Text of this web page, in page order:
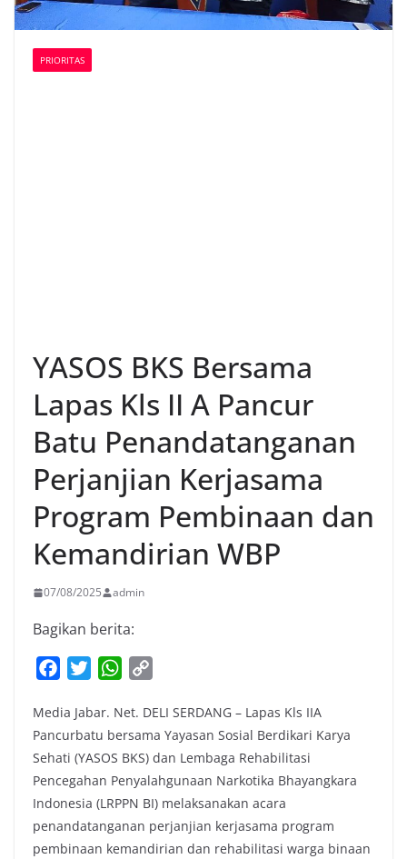
PRIORITAS
YASOS BKS Bersama
Lapas Kls II A Pancur
Batu Penandatanganan
Perjanjian Kerjasama
Program Pembinaan dan
Kemandirian WBP
07/08/2025 admin
Bagikan berita:
c
e
b
o
o
k
i
t
t
e
r
W
a
t
s
A
p
p
p
y
L
i
n
k
Media Jabar. Net. DELI SERDANG – Lapas Kls IIA
Pancurbatu bersama Yayasan Sosial Berdikari Karya
Sehati (YASOS BKS) dan Lembaga Rehabilitasi
Pencegahan Penyalahgunaan Narkotika Bhayangkara
Indonesia (LRPPN BI) melaksanakan acara
penandatanganan perjanjian kerjasama program
pembinaan kemandirian dan rehabilitasi warga binaan